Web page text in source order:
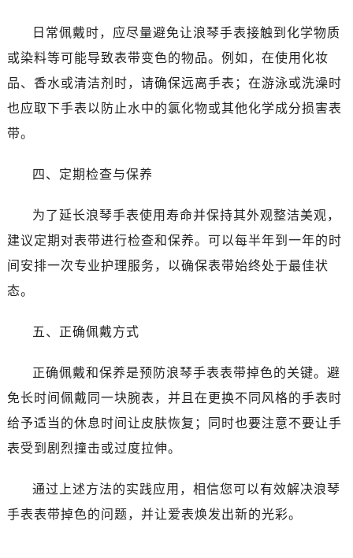
日常佩戴时，应尽量避免让浪琴手表接触到化学物质
或染料等可能导致表带变色的物品。例如，在使用化妆
品、香水或清洁剂时，请确保远离手表；在游泳或洗澡时
也应取下手表以防止水中的氯化物或其他化学成分损害表
带。
四、定期检查与保养
为了延长浪琴手表使用寿命并保持其外观整洁美观，
建议定期对表带进行检查和保养。可以每半年到一年的时
间安排一次专业护理服务，以确保表带始终处于最佳状
态。
五、正确佩戴方式
正确佩戴和保养是预防浪琴手表表带掉色的关键。避
免长时间佩戴同一块腕表，并且在更换不同风格的手表时
给予适当的休息时间让皮肤恢复；同时也要注意不要让手
表受到剧烈撞击或过度拉伸。
通过上述方法的实践应用，相信您可以有效解决浪琴
手表表带掉色的问题，并让爱表焕发出新的光彩。